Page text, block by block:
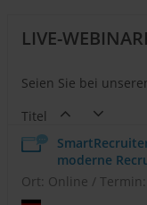
LIVE-
Seien Sie bei
Titel
moderne
Ort: Online /